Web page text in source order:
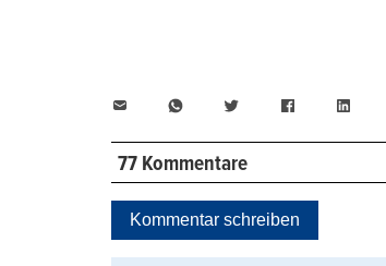
WhatsAppTwitter Facebook
77 Kommentare
Kommentar schreiben